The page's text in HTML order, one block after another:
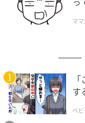
エキサイトニュース
マ
す
ベ